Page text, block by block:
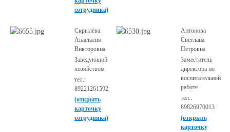
сотрудника)
Скрылёва
Анастасия
Викторовна
Заведующий
хозяйством
тел.:
89221261592
(открыть
карточку
сотрудника)
Антонова
Светлана
Петровна
Заместитель
директора по
воспитательной
работе
тел.:
89826970013
(открыть
карточку